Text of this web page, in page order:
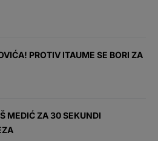
PROTIV ITAUME SE BORI ZA
MEDIĆ ZA 30 SEKUNDI